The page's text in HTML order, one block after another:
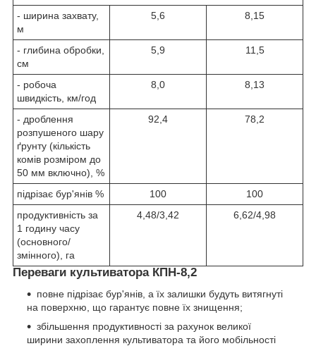
- ширина захвату,
м
5,6 8,15
- глибина обробки,
см
5,9 11,5
- робоча
швидкість, км/год
8,0 8,13
- дроблення
розпушеного шару
ґрунту (кількість
комів розміром до
50 мм включно), %
92,4 78,2
підрізає бур'янів % 100
100
продуктивність за
1 годину часу
(основного/
змінного), га
4,48/3,42 6,62/4,98
Переваги культиватора КПН-8,2
повне підрізає бур'янів, а їх залишки будуть витягнуті
на поверхню, що гарантує повне їх знищення;
збільшення продуктивності за рахунок великої
ширини захоплення культиватора та його мобільності